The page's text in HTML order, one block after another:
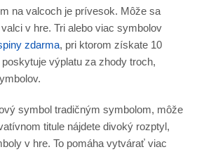
na valcoch je prívesok. Môže sa
v hre. Tri alebo viac symbolov
zdarma, pri ktorom získate 10
výplatu za zhody troch,
symbol tradičným symbolom, môže
titule nájdete divoký rozptyl,
v hre. To pomáha vytvárať viac